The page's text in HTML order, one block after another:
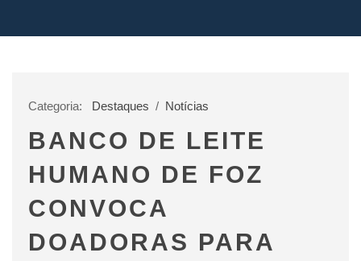
Categoria: Destaques / Notícias
BANCO DE LEITE
HUMANO DE FOZ
CONVOCA
DOADORAS PARA